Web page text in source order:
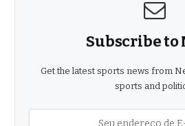
Subscribe to
Get the latest sports news from
sports and